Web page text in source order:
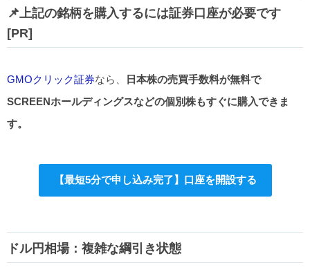
📌上記の銘柄を購入するには証券口座が必要です
[PR]
GMOクリック証券なら、
日本株の売買手数料が無料で
SCREENホールディングスなどの個別株もすぐに購入できま
す。
【最短5分で申し込み完了】口座を開設する
ドル円相場：複雑な綱引き状態